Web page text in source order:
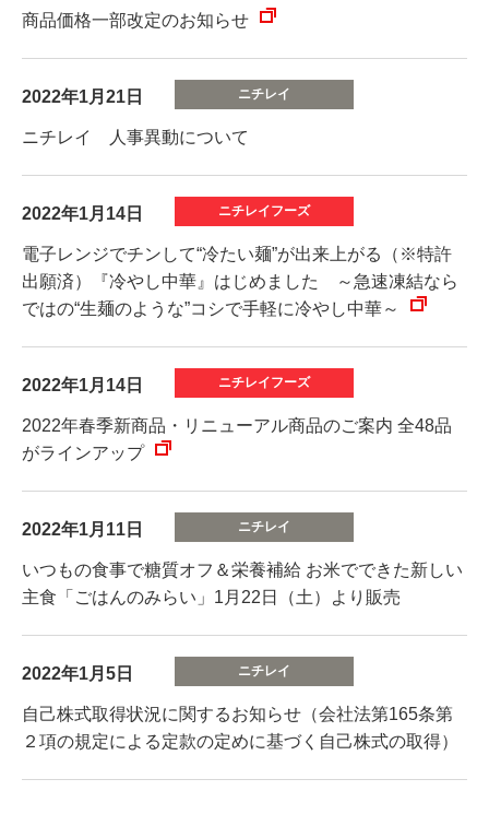
商品価格一部改定のお知らせ
2022年1月21日
ニチレイ 人事異動について
2022年1月14日
電子レンジでチンして“冷たい麺”が出来上がる（※特許
出願済）『冷やし中華』はじめました ～急速凍結なら
ではの“生麺のような”コシで手軽に冷やし中華～
2022年1月14日
2022年春季新商品・リニューアル商品のご案内 全48品
がラインアップ
2022年1月11日
いつもの食事で糖質オフ＆栄養補給 お米でできた新しい
主食「ごはんのみらい」1月22日（土）より販売
2022年1月5日
自己株式取得状況に関するお知らせ（会社法第165条第
２項の規定による定款の定めに基づく自己株式の取得）